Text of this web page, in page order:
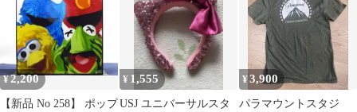
黒板仕様 ディスプレイ
インテリア
¥2,200
【新品 No 258】 ポップ
¥ 1,555
USJ ユニバーサルスタ
¥3,900
パラマウントスタジ